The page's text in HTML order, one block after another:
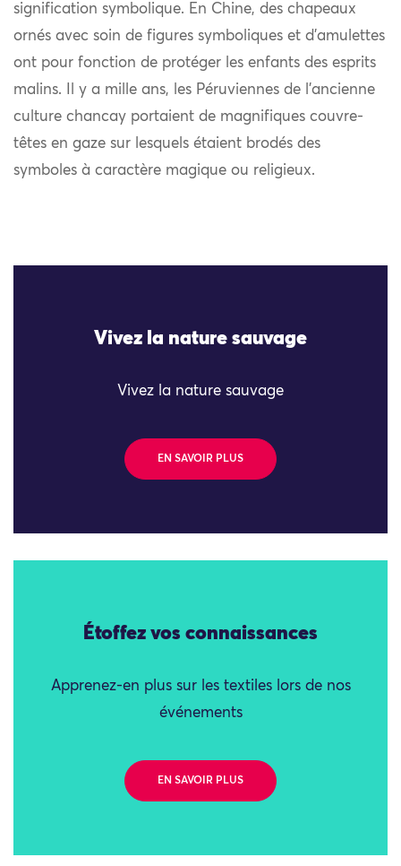
signification symbolique. En Chine, des chapeaux
ornés avec soin de figures symboliques et d’amulettes
ont pour fonction de protéger les enfants des esprits
malins. Il y a mille ans, les Péruviennes de l’ancienne
culture chancay portaient de magnifiques couvre-
têtes en gaze sur lesquels étaient brodés des
symboles à caractère magique ou religieux.
Vivez la nature sauvage
Vivez la nature sauvage
EN SAVOIR PLUS
Étoffez vos connaissances
Apprenez-en plus sur les textiles lors de nos
événements
EN SAVOIR PLUS